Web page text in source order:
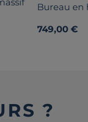
Bureau en
749,00 €
?